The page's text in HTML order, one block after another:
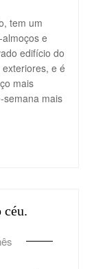
tem um
e
edifício do
e é
mais
semana mais
céu.